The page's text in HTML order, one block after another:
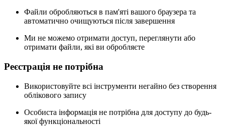
Файли обробляються в пам'яті вашого браузера та
автоматично очищуються після завершення
Ми не можемо отримати доступ, переглянути або
отримати файли, які ви обробляєте
Реєстрація не потрібна
Використовуйте всі інструменти негайно без створення
облікового запису
Особиста інформація не потрібна для доступу до будь-
якої функціональності